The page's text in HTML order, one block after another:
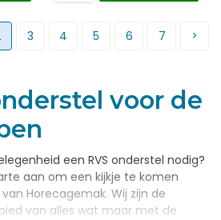
3 4 5 6 7
voor de
een RVS onderstel nodig?
aan om een kijkje te komen
Horecagemak. Wij zijn de
van alles wat maar met de